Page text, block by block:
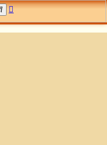
Rechercher
Recherche